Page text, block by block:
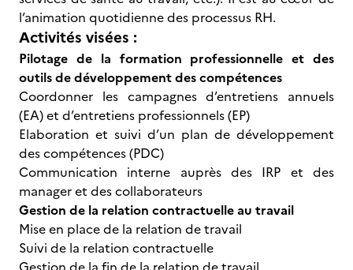
l’animation quotidienne des processus RH.
Activités visées :
Pilotage de la formation professionnelle et des
outils de développement des compétences
Coordonner les campagnes d’entretiens annuels
(EA) et d’entretiens professionnels (EP)
Elaboration et suivi d’un plan de développement
des compétences (PDC)
Communication interne auprès des IRP et des
manager et des collaborateurs
Gestion de la relation contractuelle au travail
Mise en place de la relation de travail
Suivi de la relation contractuelle